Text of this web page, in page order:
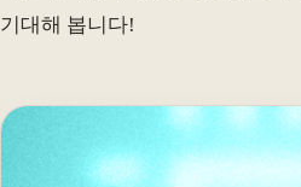
기대해 봅니다!